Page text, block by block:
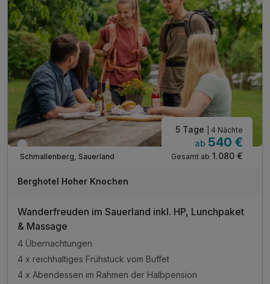
inkl. Tageszeitung nach Wunsch
inkl. Parkplatz / E - Ladestationen
inkl. WLAN
Verfügbar bis Dezember
Schmallenberg, Sauerland
5 Tage | 4 Nächte
ab 540 €
Gesamt ab 1.080 €
Berghotel Hoher Knochen
Wanderfreuden im Sauerland inkl. HP, Lunchpaket
& Massage
4 Übernachtungen
4 x reichhaltiges Frühstück vom Buffet
4 x Abendessen im Rahmen der Halbpension